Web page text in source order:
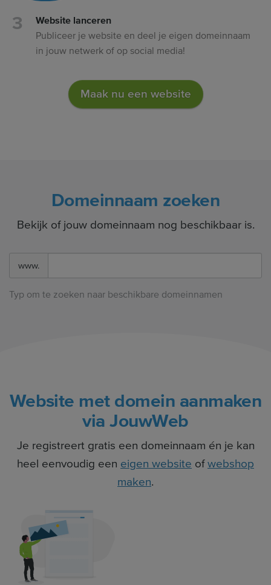
Website lanceren
Publiceer je website en deel je eigen domeinnaam
in jouw netwerk of op social media!
Maak nu een website
Domeinnaam zoeken
Bekijk of jouw domeinnaam nog beschikbaar is.
www.
Typ om te zoeken naar beschikbare domeinnamen
Website met domein aanmaken
via JouwWeb
Je registreert gratis een domeinnaam én je kan
heel eenvoudig een eigen website ofwebshop
maken.